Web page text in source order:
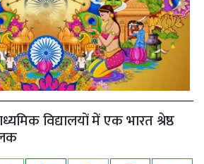
विद्यालयों में एक भारत श्रेष्ठ